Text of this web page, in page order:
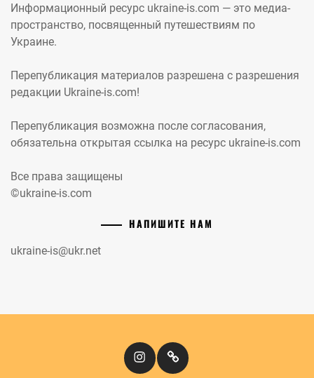
Информационный ресурс ukraine-is.com — это медиа-
пространство, посвященный путешествиям по
Украине.
Перепубликация материалов разрешена с разрешения
редакции Ukraine-is.com!
Перепубликация возможна после согласования,
обязательна открытая ссылка на ресурс ukraine-is.com
Все права защищены
©ukraine-is.com
НАПИШИТЕ НАМ
ukraine-is@ukr.net
InstagramКіномандри